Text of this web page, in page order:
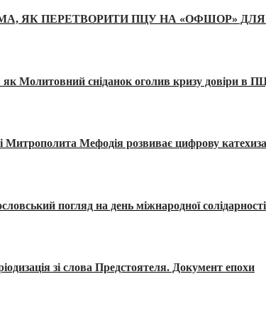
ЯК ПЕРЕТВОРИТИ ПЦУ НА «ОФШОР» ДЛЯ
як Молитовний сніданок оголив кризу довіри в
Мефодія розвиває цифрову
погляд на день міжнародної солідарності
зі слова Предстоятеля. Документ епохи